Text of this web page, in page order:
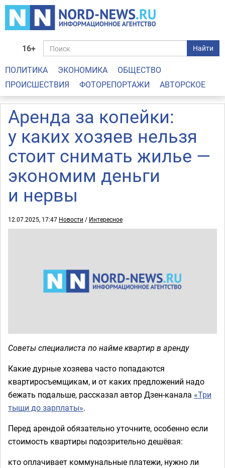
16+ Найти
ПОЛИТИКА ЭКОНОМИКА
ОБЩЕСТВО
ПРОИСШЕСТВИЯ
ФОТОРЕПОРТАЖИ АВТОРСКОЕ
Аренда за копейки:
у каких хозяев нельзя
стоит снимать жилье —
экономим деньги
и нервы
12.07.2025, 17:47 Новости / Интересное
Советы специалиста по найме квартир в аренду
Какие дурные хозяева часто попадаются
квартиросъемщикам, и от каких предложений надо
бежать подальше, рассказал автор Дзен-канала «Три
тыщи до зарплаты».
Перед арендой обязательно уточните, особенно если
стоимость квартиры подозрительно дешёвая:
кто оплачивает коммунальные платежи, нужно ли